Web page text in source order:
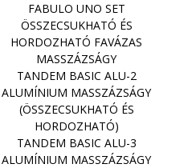
FABULO UNO SET
ÖSSZECSUKHATÓ ÉS
HORDOZHATÓ FAVÁZAS
MASSZÁZSÁGY
TANDEM BASIC ALU-2
ALUMÍNIUM MASSZÁZSÁGY
(ÖSSZECSUKHATÓ ÉS
HORDOZHATÓ)
TANDEM BASIC ALU-3
ALUMÍNIUM MASSZÁZSÁGY